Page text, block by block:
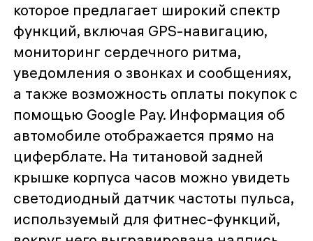
которое предлагает широкий спектр
функций, включая GPS-навигацию,
мониторинг сердечного ритма,
уведомления о звонках и сообщениях,
а также возможность оплаты покупок с
помощью Google Pay. Информация об
автомобиле отображается прямо на
циферблате. На титановой задней
крышке корпуса часов можно увидеть
светодиодный датчик частоты пульса,
используемый для фитнес-функций,